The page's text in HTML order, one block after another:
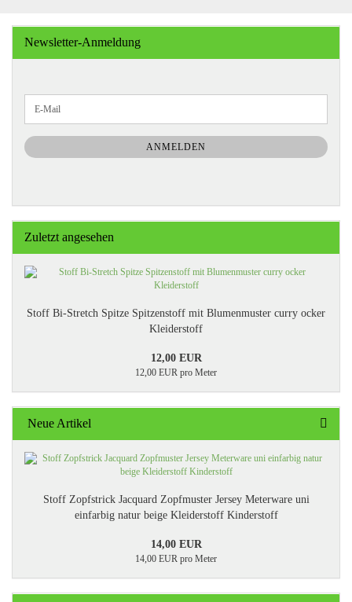
Newsletter-Anmeldung
ZUR
NEWSLETTER-
ANMELDUNG
E-
Mail
ANMELDEN
Zuletzt angesehen
Stoff Bi-Stretch Spitze Spitzenstoff mit Blumenmuster curry ocker
Kleiderstoff
12,00 EUR
12,00 EUR pro Meter
Neue Artikel
Stoff Zopfstrick Jacquard Zopfmuster Jersey Meterware uni
einfarbig natur beige Kleiderstoff Kinderstoff
14,00 EUR
14,00 EUR pro Meter